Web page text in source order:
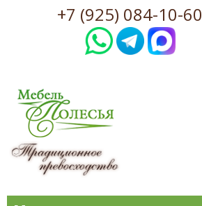
+7 (925) 084-10-60